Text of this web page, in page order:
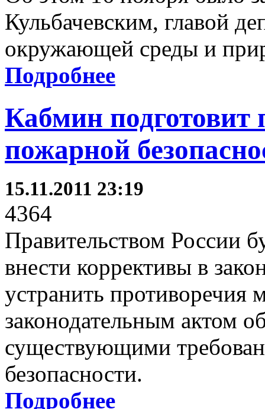
Кульбачевским, главой
окружающей среды и
Подробнее
Кабмин подготовит
пожарной
15.11.2011 23:19
4364
Правительством России
внести коррективы в
устранить
законодательным актом
существующими
безопасности.
Подробнее